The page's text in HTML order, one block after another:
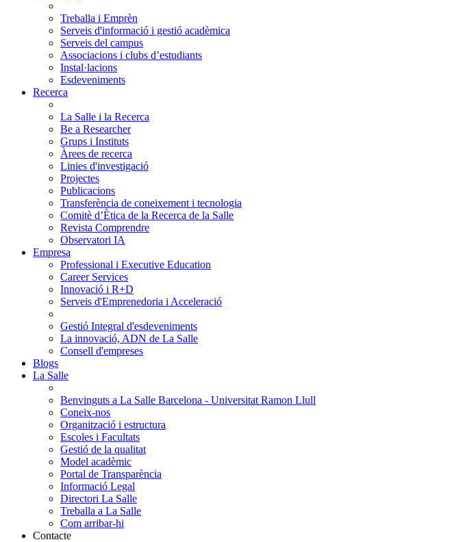
Treballa i Emprèn
Serveis d'informació i gestió acadèmica
Serveis del campus
Associacions i clubs d’estudiants
Instal·lacions
Esdeveniments
Recerca
La Salle i la Recerca
Be a Researcher
Grups i Instituts
Àrees de recerca
Linies d'investigació
Projectes
Publicacions
Transferència de coneixement i tecnologia
Comitè d’Ètica de la Recerca de la Salle
Revista Comprendre
Observatori IA
Empresa
Professional i Executive Education
Career Services
Innovació i R+D
Serveis d'Emprenedoria i Acceleració
Gestió Integral d'esdeveniments
La innovació, ADN de La Salle
Consell d'empreses
Blogs
La Salle
Benvinguts a La Salle Barcelona - Universitat Ramon Llull
Coneix-nos
Organització i estructura
Escoles i Facultats
Gestió de la qualitat
Model acadèmic
Portal de Transparència
Informació Legal
Directori La Salle
Treballa a La Salle
Com arribar-hi
Contacte